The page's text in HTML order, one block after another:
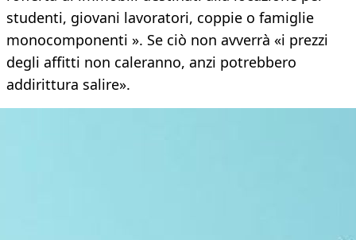
studenti, giovani lavoratori, coppie o famiglie
monocomponenti ». Se ciò non avverrà «i prezzi
degli affitti non caleranno, anzi potrebbero
addirittura salire».